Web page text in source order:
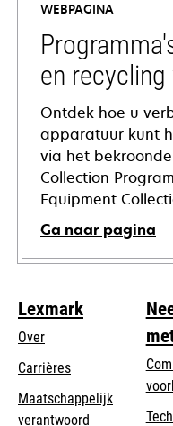
new
tab
WEBPAGINA
en
Ontdek hoe u
apparatuur kunt
via het
Collection
Equipment
Ga naar pagina
Lexmark
Over
Carrières
Maatschappelijk
verantwoord